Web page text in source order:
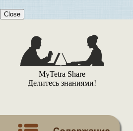
Close
MyTetra Share
Делитесь знаниями!